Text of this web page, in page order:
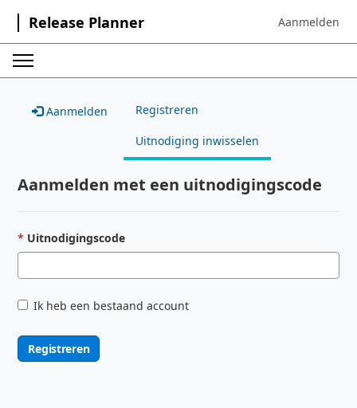
Release Planner Sign in to your
Aanmelden
Aanmelden Registreren
Uitnodiging inwisselen
Aanmelden met een uitnodigingscode
Uitnodigingscode
Ik heb een bestaand account
Registreren